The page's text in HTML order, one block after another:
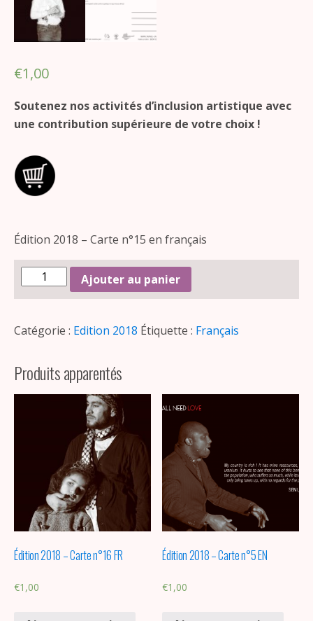
€1,00
Soutenez nos activités d’inclusion artistique avec
une contribution supérieure de votre choix !
Édition 2018 – Carte n°15 en français
Ajouter au panier
Catégorie : Edition 2018 Étiquette : Français
Produits apparentés
Édition 2018 – Carte n°16 FR
€1,00
Édition 2018 – Carte n°5 EN
€1,00